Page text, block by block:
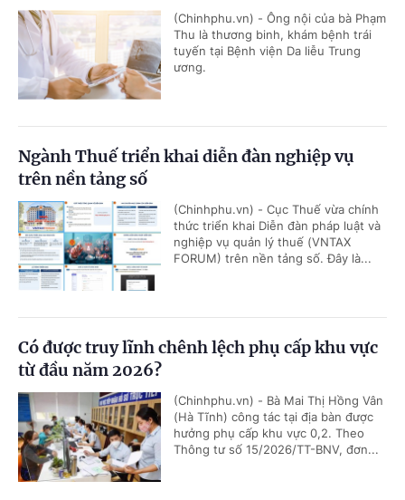
(Chinhphu.vn) - Ông nội của bà Phạm
Thu là thương binh, khám bệnh trái
tuyến tại Bệnh viện Da liễu Trung
ương.
Ngành Thuế triển khai diễn đàn nghiệp vụ
trên nền tảng số
(Chinhphu.vn) - Cục Thuế vừa chính
thức triển khai Diễn đàn pháp luật và
nghiệp vụ quản lý thuế (VNTAX
FORUM) trên nền tảng số. Đây là...
Có được truy lĩnh chênh lệch phụ cấp khu vực
từ đầu năm 2026?
(Chinhphu.vn) - Bà Mai Thị Hồng Vân
(Hà Tĩnh) công tác tại địa bàn được
hưởng phụ cấp khu vực 0,2. Theo
Thông tư số 15/2026/TT-BNV, đơn...